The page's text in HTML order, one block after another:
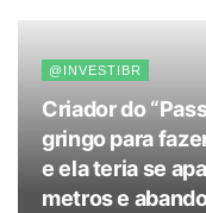
@INVESTIBR
Criador do
gringo para
e ela teria se
metros e